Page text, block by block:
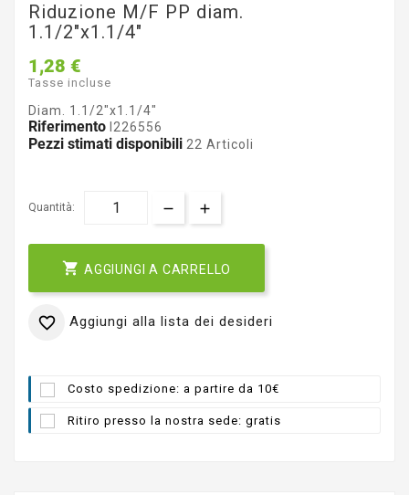
Riduzione M/F PP diam.
1.1/2"x1.1/4"
1,28 €
Tasse incluse
Diam. 1.1/2"x1.1/4"
Riferimento I226556
Pezzi stimati disponibili 22 Articoli
Quantità:
 AGGIUNGI A CARRELLO
 Aggiungi alla lista dei desideri
Costo spedizione: a partire da 10€
Ritiro presso la nostra sede: gratis